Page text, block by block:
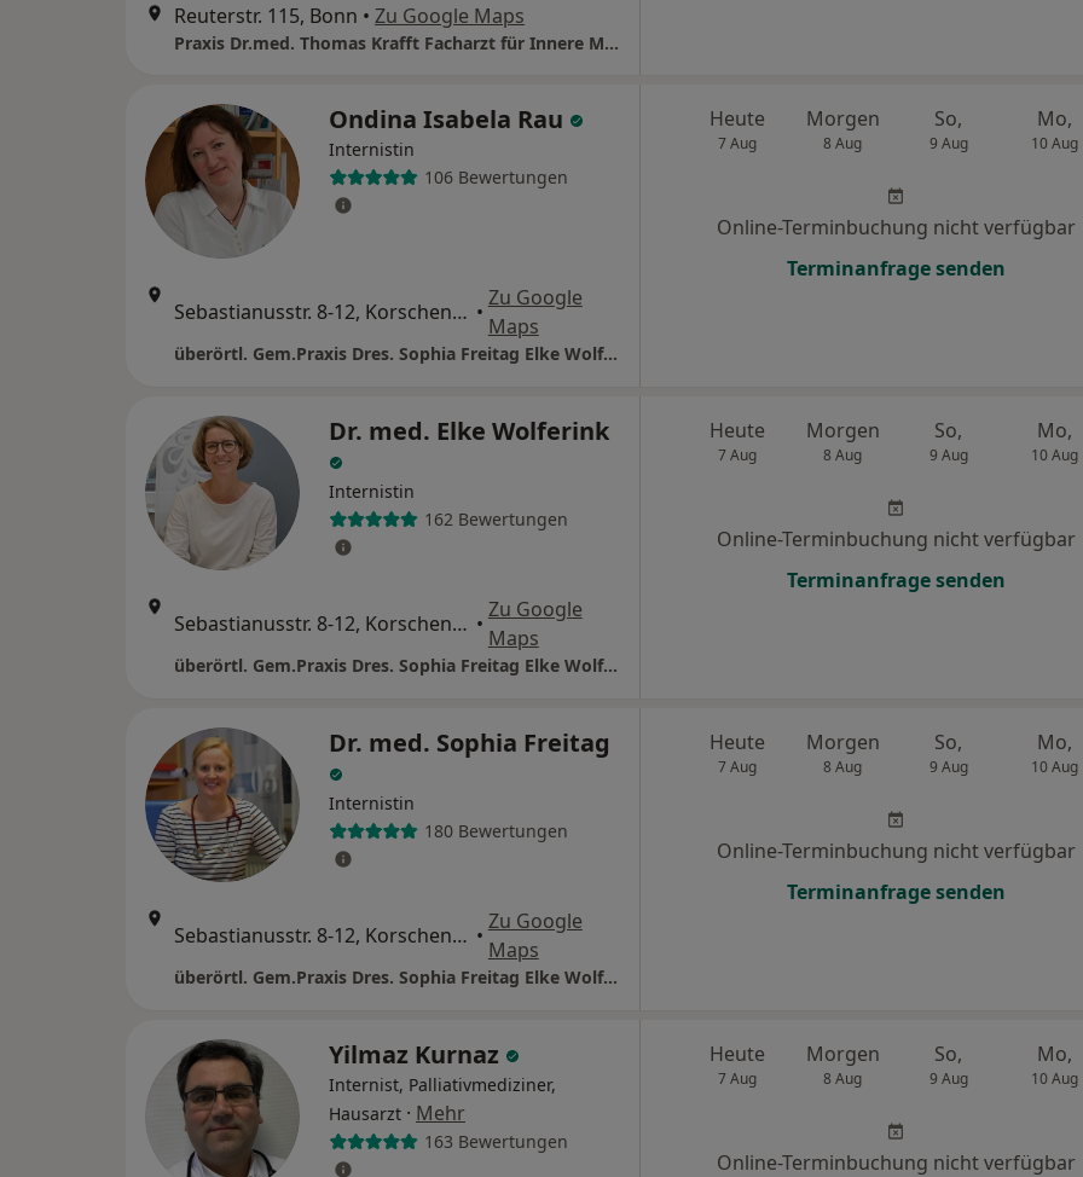
Reuterstr. 115, Bonn • Zu Google Maps
Praxis Dr.med. Thomas Krafft Facharzt für Innere Medizin
Ondina Isabela Rau
Internistin
106 Bewertungen
Sebastianusstr. 8-12, Korschenbroich •
Zu Google
Maps
überörtl. Gem.Praxis Dres. Sophia Freitag Elke Wolferink und Ondina Isabela Rau
Heute
7 Aug
Morgen
8 Aug
So,
9 Aug
Mo,
10 Aug
Online-Terminbuchung nicht verfügbar
Terminanfrage senden
Dr. med. Elke Wolferink
Internistin
162 Bewertungen
Sebastianusstr. 8-12, Korschenbroich •
Zu Google
Maps
überörtl. Gem.Praxis Dres. Sophia Freitag Elke Wolferink und Ondina Isabela Rau
Heute
7 Aug
Morgen
8 Aug
So,
9 Aug
Mo,
10 Aug
Online-Terminbuchung nicht verfügbar
Terminanfrage senden
Dr. med. Sophia Freitag
Internistin
180 Bewertungen
Sebastianusstr. 8-12, Korschenbroich •
Zu Google
Maps
überörtl. Gem.Praxis Dres. Sophia Freitag Elke Wolferink und Ondina Isabela Rau
Heute
7 Aug
Morgen
8 Aug
So,
9 Aug
Mo,
10 Aug
Online-Terminbuchung nicht verfügbar
Terminanfrage senden
Yilmaz Kurnaz
Internist, Palliativmediziner,
Hausarzt · Mehr
163 Bewertungen
Heute
7 Aug
Morgen
8 Aug
So,
9 Aug
Mo,
10 Aug
Online-Terminbuchung nicht verfügbar